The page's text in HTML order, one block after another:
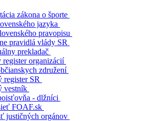
zákona o športe
jazyka
pravopisu
pravidlá vlády SR
prekladač
register organizácií
združení
register SR
vestník
- dlžníci
FOAF.sk
justičných orgánov